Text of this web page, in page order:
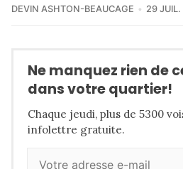
DEVIN ASHTON-BEAUCAGE 29
Ne manquez rien de
dans votre quartier!
Chaque jeudi, plus de 5300
infolettre gratuite.